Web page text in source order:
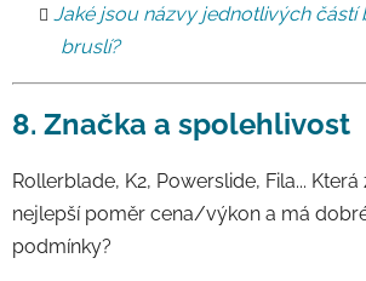
Jaké jsou názvy jednotlivých částí
bruslí?
8. Značka a spolehlivost
Rollerblade, K2, Powerslide, Fila...
nejlepší poměr cena/výkon a má
podmínky?